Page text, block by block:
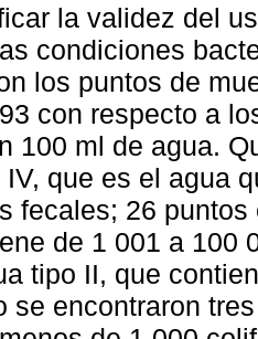
la validez del
condiciones
los puntos de
con respecto a
100 ml de agua.
IV, que es el agua
fecales; 26
de 1 001 a 100
tipo II, que
se encontraron